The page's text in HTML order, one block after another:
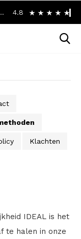
Achteraf betalen?
4.8
Klachten
IDEAL is het
te halen in onze